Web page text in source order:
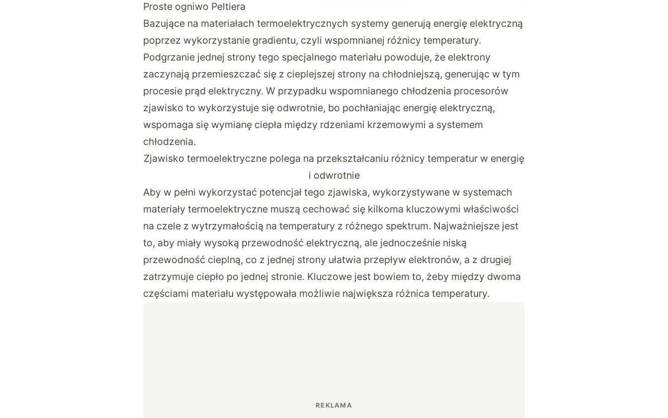
Proste ogniwo Peltiera
Bazujące na materiałach termoelektrycznych systemy generują energię elektryczną
poprzez wykorzystanie gradientu, czyli wspomnianej różnicy temperatury.
Podgrzanie jednej strony tego specjalnego materiału powoduje, że elektrony
zaczynają przemieszczać się z cieplejszej strony na chłodniejszą, generując w tym
procesie prąd elektryczny. W przypadku wspomnianego chłodzenia procesorów
zjawisko to wykorzystuje się odwrotnie, bo pochłaniając energię elektryczną,
wspomaga się wymianę ciepła między rdzeniami krzemowymi a systemem
chłodzenia.
Zjawisko termoelektryczne polega na przekształcaniu różnicy temperatur w energię
i odwrotnie
Aby w pełni wykorzystać potencjał tego zjawiska, wykorzystywane w systemach
materiały termoelektryczne muszą cechować się kilkoma kluczowymi właściwości
na czele z wytrzymałością na temperatury z różnego spektrum. Najważniejsze jest
to, aby miały wysoką przewodność elektryczną, ale jednocześnie niską
przewodność cieplną, co z jednej strony ułatwia przepływ elektronów, a z drugiej
zatrzymuje ciepło po jednej stronie. Kluczowe jest bowiem to, żeby między dwoma
częściami materiału występowała możliwie największa różnica temperatury.